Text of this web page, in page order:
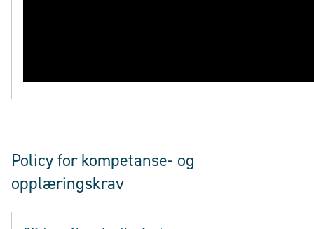
Policy for kompetanse- og
opplæringskrav